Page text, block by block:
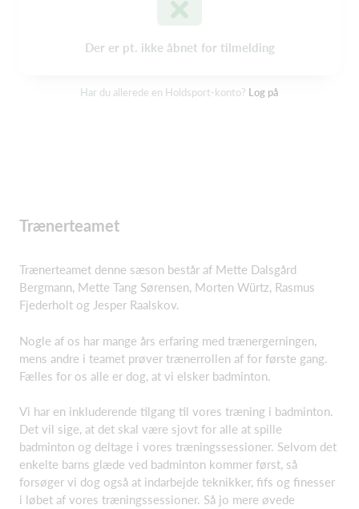
Der er pt. ikke åbnet for tilmelding
Har du allerede en Holdsport-konto? Log på
Trænerteamet
Trænerteamet denne sæson består af Mette Dalsgård
Bergmann, Mette Tang Sørensen, Morten Würtz, Rasmus
Fjederholt og Jesper Raalskov.
Nogle af os har mange års erfaring med trænergerningen,
mens andre i teamet prøver trænerrollen af for første gang.
Fælles for os alle er dog, at vi elsker badminton.
Vi har en inkluderende tilgang til vores træning i badminton.
Det vil sige, at det skal være sjovt for alle at spille
badminton og deltage i vores træningssessioner. Selvom det
enkelte barns glæde ved badminton kommer først, så
forsøger vi dog også at indarbejde teknikker, fifs og finesser
i løbet af vores træningssessioner. Så jo mere øvede